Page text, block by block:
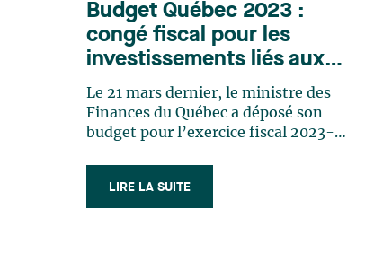
Budget Québec 2023 :
congé fiscal pour les
investissements liés aux
minéraux critiques et
stratégiques
Le 21 mars dernier, le ministre des
Finances du Québec a déposé son
budget pour l’exercice fiscal 2023-
nouveau congé fiscal en lien avec la
réalisation de grands projets
LIRE LA SUITE